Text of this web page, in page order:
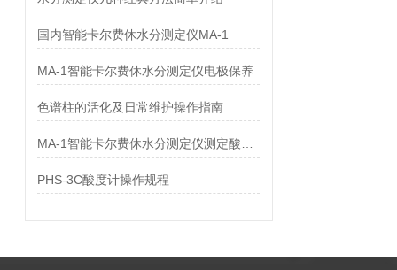
国内智能卡尔费休水分测定仪MA-1
MA-1智能卡尔费休水分测定仪电极保养
色谱柱的活化及日常维护操作指南
PHS-3C酸度计操作规程